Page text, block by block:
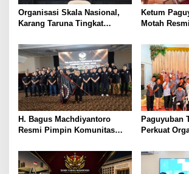
Organisasi Skala Nasional,
Karang Taruna Tingkat
Lakukan Temu Karya pada
Tanggal 7 dan 8 Agustus 2026
Ketum
Motah
dan UMKM
H. Bagus Machdiyantoro
Resmi Pimpin Komunitas
Perkuat Solidaritas dan
Hadirkan Program Nyata
Paguyuban
Perkuat
Program
Tertib